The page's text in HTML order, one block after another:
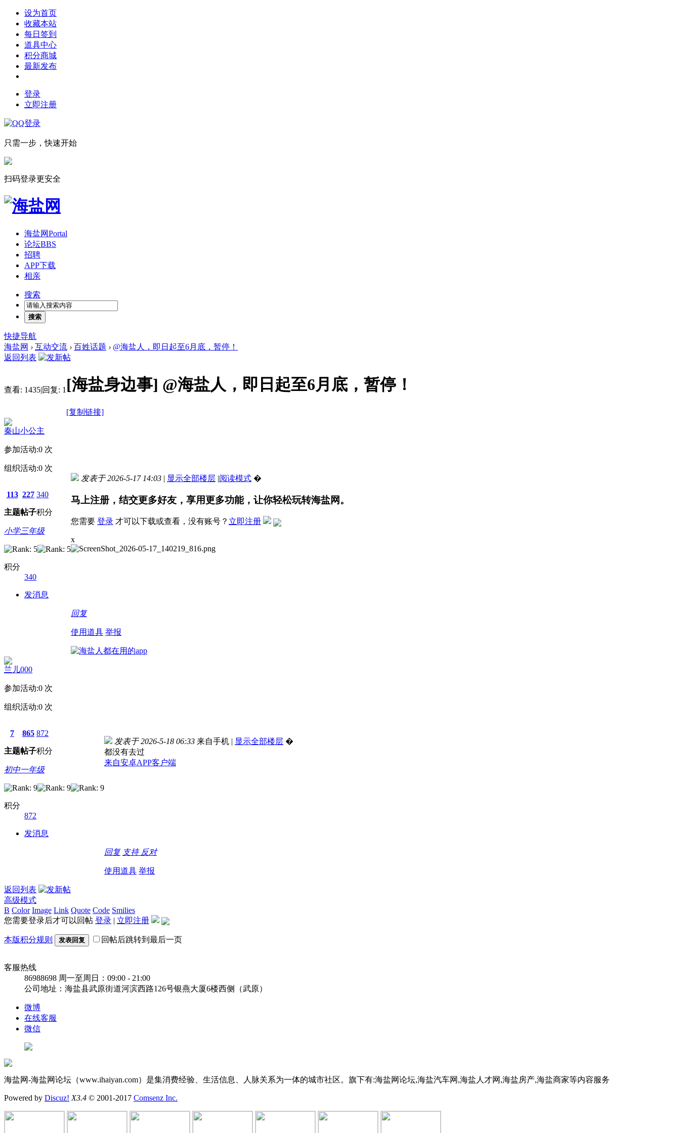
设为首页
收藏本站
每日签到
道具中心
积分商城
最新发布
登录
立即注册
只需一步，快速开始
扫码登录更安全
海盐网Portal
论坛BBS
招聘
APP下载
相亲
搜索
搜索
快捷导航
海盐网 › 互动交流 › 百姓话题 › @海盐人，即日起至6月底，暂停！
返回列表
查看: 1435|回复: 1 [海盐身边事] @海盐人，即日起至6月底，暂停！
[复制链接]
秦山小公主
参加活动:0 次
组织活动:0 次
113
主题
227
帖子
340
积分
小学三年级
积分
340
发消息
发表于 2026-5-17 14:03 | 显示全部楼层 |阅读模式 �
马上注册，结交更多好友，享用更多功能，让你轻松玩转海盐网。
您需要 登录 才可以下载或查看，没有账号？ 立即注册
x
回复
使用道具 举报
兰儿000
参加活动:0 次
组织活动:0 次
7
主题
865
帖子
872
积分
初中一年级
积分
872
发消息
发表于 2026-5-18 06:33 来自手机 | 显示全部楼层 �
都没有去过
来自安卓APP客户端
回复 支持 反对
使用道具 举报
返回列表
高级模式
B Color Image Link Quote Code Smilies
您需要登录后才可以回帖 登录 | 立即注册
本版积分规则 发表回复 回帖后跳转到最后一页
客服热线
86988698 周一至周日：09:00 - 21:00
公司地址：海盐县武原街道河滨西路126号银燕大厦6楼西侧（武原）
微博
在线客服
微信
海盐网-海盐网论坛（www.ihaiyan.com）是集消费经验、生活信息、人脉关系为一体的城市社区。旗下有:海盐网论坛,海盐汽车网,海盐人才网,海盐房产,海盐商家等内容服务
Powered by Discuz! X3.4 © 2001-2017 Comsenz Inc.